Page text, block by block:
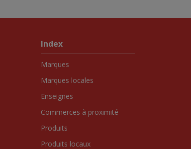
Index
Marques
Marques locales
Enseignes
Commerces à proximité
Produits
Produits locaux